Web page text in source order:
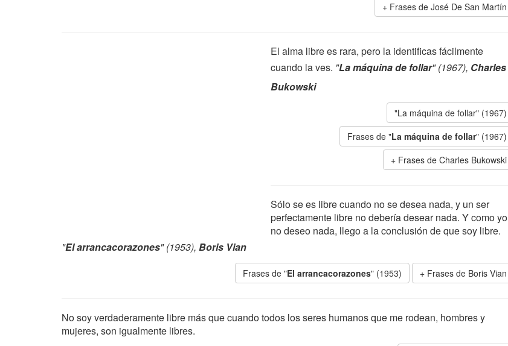
Frases de José De San Martín
El alma libre es rara, pero la identificas fácilmente
cuando la ves. "La máquina de follar" (1967), Charles
Bukowski
"La máquina de follar" (1967)
Frases de "La máquina de follar" (1967)
Frases de Charles Bukowski
Sólo se es libre cuando no se desea nada, y un ser
perfectamente libre no debería desear nada. Y como yo
no deseo nada, llego a la conclusión de que soy libre.
"El arrancacorazones" (1953), Boris Vian
Frases de "El arrancacorazones" (1953) Frases de Boris Vian
No soy verdaderamente libre más que cuando todos los seres humanos que me rodean, hombres y
mujeres, son igualmente libres.